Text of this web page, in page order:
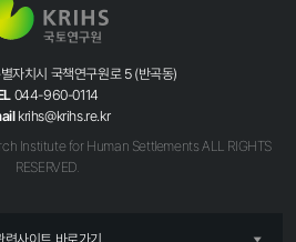
자치시 국책연구원로 5 (반곡동)
044-960-0114
krihs@krihs.re.kr
Institute for Human Settlements ALL RIGHTS
RESERVED.